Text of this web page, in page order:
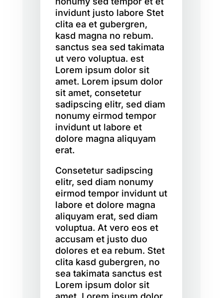
invidunt justo labore Stet
clita ea et gubergren,
kasd magna no rebum.
sanctus sea sed takimata
ut vero voluptua. est
Lorem ipsum dolor sit
amet. Lorem ipsum dolor
sit amet, consetetur
sadipscing elitr, sed diam
nonumy eirmod tempor
invidunt ut labore et
dolore magna aliquyam
erat.
Consetetur sadipscing
elitr, sed diam nonumy
eirmod tempor invidunt ut
labore et dolore magna
aliquyam erat, sed diam
voluptua. At vero eos et
accusam et justo duo
dolores et ea rebum. Stet
clita kasd gubergren, no
sea takimata sanctus est
Lorem ipsum dolor sit